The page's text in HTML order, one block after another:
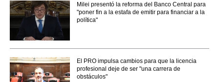
Milei presentó la reforma del Banco Central para
"poner fin a la estafa de emitir para financiar a la
política"
El PRO impulsa cambios para que la licencia
profesional deje de ser "una carrera de
obstáculos"